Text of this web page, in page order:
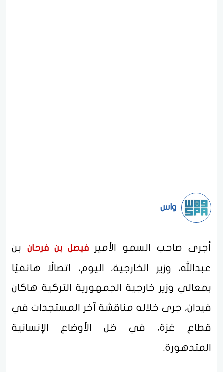
واس
أجرى صاحب السمو الأميرفيصل بن فرحان بن
عبدالله، وزير الخارجية، اليوم، اتصالًا هاتفيًا
بمعالي وزير خارجية الجمهورية التركية هاكان
فيدان، جرى خلاله مناقشة آخر المستجدات في
قطاع غزة، في ظل الأوضاع الإنسانية
المتدهورة.